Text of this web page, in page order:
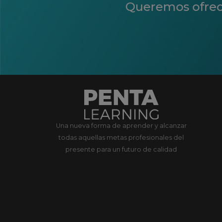
Queremos
Una nueva forma de aprender y alcanzar
todas aquellas metas profesionales del
presente para un futuro de calidad